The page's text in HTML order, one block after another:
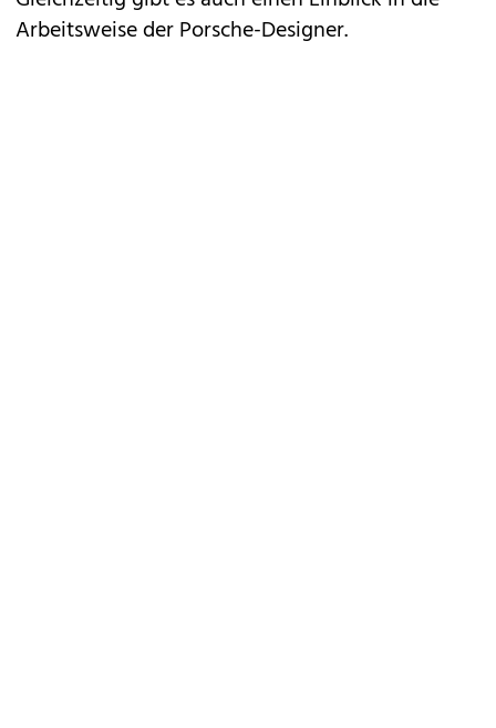
Arbeitsweise der Porsche-Designer.